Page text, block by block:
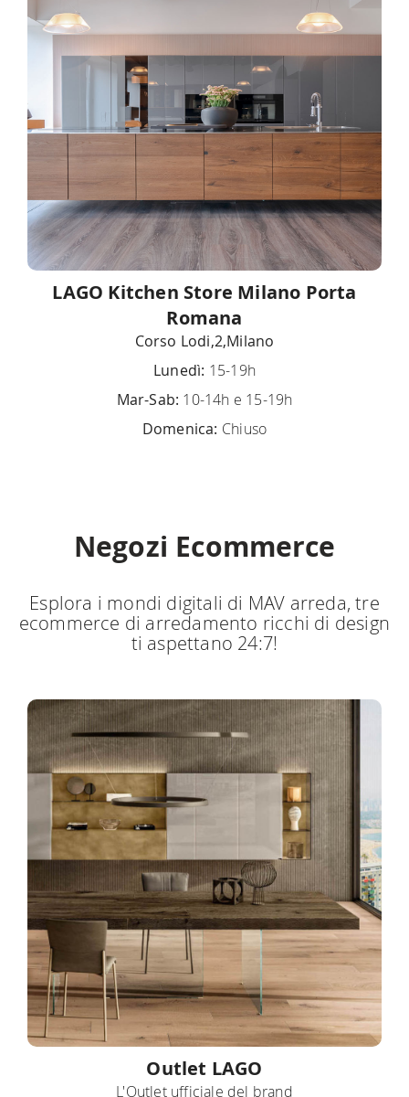
LAGO Kitchen Store Milano Porta
Romana
Corso Lodi,2,Milano
Lunedì: 15-19h
Mar-Sab: 10-14h e 15-19h
Domenica: Chiuso
Negozi Ecommerce
Esplora i mondi digitali di MAV arreda, tre
ecommerce di arredamento ricchi di design
ti aspettano 24:7!
Outlet LAGO
L'Outlet ufficiale del brand